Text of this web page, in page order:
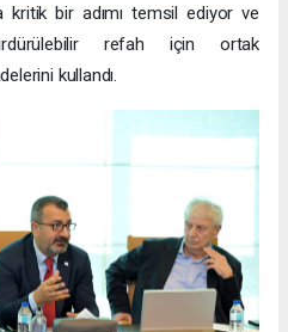
kritik bir adımı temsil ediyor ve
refah için ortak
kullandı.